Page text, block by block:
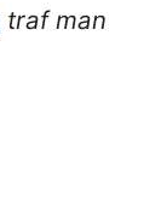
traf man